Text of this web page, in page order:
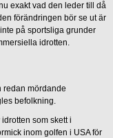
exakt vad den leder till då
förändringen bör se ut är
på sportsliga grunder
idrotten.
redan mördande
befolkning.
som skett i
inom golfen i USA för